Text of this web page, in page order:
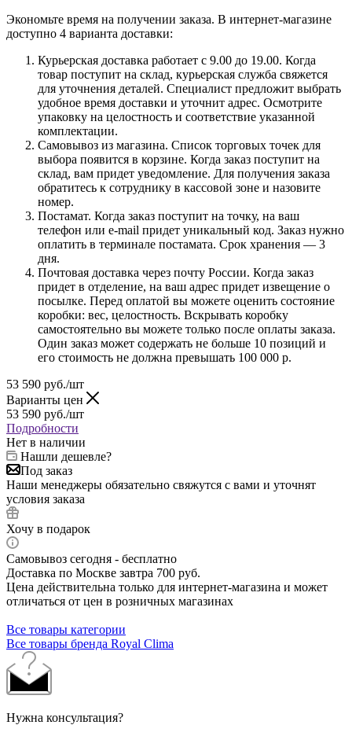
Экономьте время на получении заказа. В интернет-магазине
доступно 4 варианта доставки:
Курьерская доставка работает с 9.00 до 19.00. Когда
товар поступит на склад, курьерская служба свяжется
для уточнения деталей. Специалист предложит выбрать
удобное время доставки и уточнит адрес. Осмотрите
упаковку на целостность и соответствие указанной
комплектации.
Самовывоз из магазина. Список торговых точек для
выбора появится в корзине. Когда заказ поступит на
склад, вам придет уведомление. Для получения заказа
обратитесь к сотруднику в кассовой зоне и назовите
номер.
Постамат. Когда заказ поступит на точку, на ваш
телефон или e-mail придет уникальный код. Заказ нужно
оплатить в терминале постамата. Срок хранения — 3
дня.
Почтовая доставка через почту России. Когда заказ
придет в отделение, на ваш адрес придет извещение о
посылке. Перед оплатой вы можете оценить состояние
коробки: вес, целостность. Вскрывать коробку
самостоятельно вы можете только после оплаты заказа.
Один заказ может содержать не больше 10 позиций и
его стоимость не должна превышать 100 000 р.
53 590 руб./шт
Варианты цен
53 590 руб./шт
Подробности
Нет в наличии
Нашли дешевле?
Под заказ
Наши менеджеры обязательно свяжутся с вами и уточнят
условия заказа
Хочу в подарок
Самовывоз сегодня - бесплатно
Доставка по Москве завтра 700 руб.
Цена действительна только для интернет-магазина и может
отличаться от цен в розничных магазинах
Все товары категории
Все товары бренда Royal Clima
Нужна консультация?